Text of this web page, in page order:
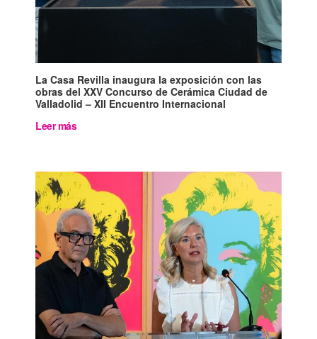
La Casa Revilla inaugura la exposición con las
obras del XXV Concurso de Cerámica Ciudad de
Valladolid – XII Encuentro Internacional
Leer más